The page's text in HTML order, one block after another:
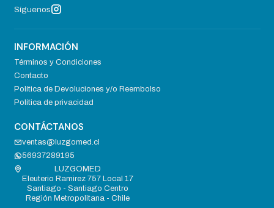
Síguenos
INFORMACIÓN
Términos y Condiciones
Contacto
Política de Devoluciones y/o Reembolso
Política de privacidad
CONTÁCTANOS
ventas@luzgomed.cl
56937289195
LUZGOMED
Eleuterio Ramirez 757 Local 17
Santiago - Santiago Centro
Región Metropolitana - Chile